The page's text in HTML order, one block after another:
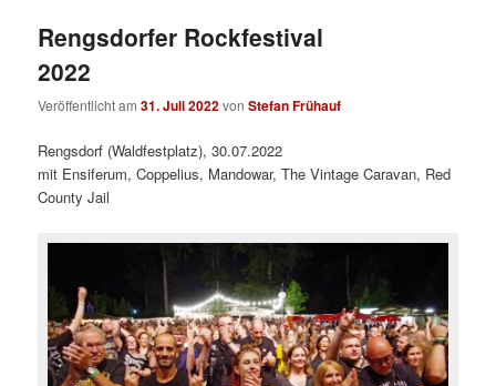
Rengsdorfer Rockfestival
2022
Veröffentlicht am31. Juli 2022vonStefan Frühauf
Rengsdorf (Waldfestplatz), 30.07.2022
mit Ensiferum, Coppelius, Mandowar, The Vintage Caravan, Red
County Jail